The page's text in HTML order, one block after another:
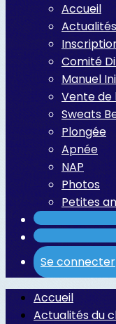
Accueil
Comité
Manuel
Vente de
Sweats
Plongée
Apnée
NAP
Photos
Petites
Se connecter
Accueil
Actualités du